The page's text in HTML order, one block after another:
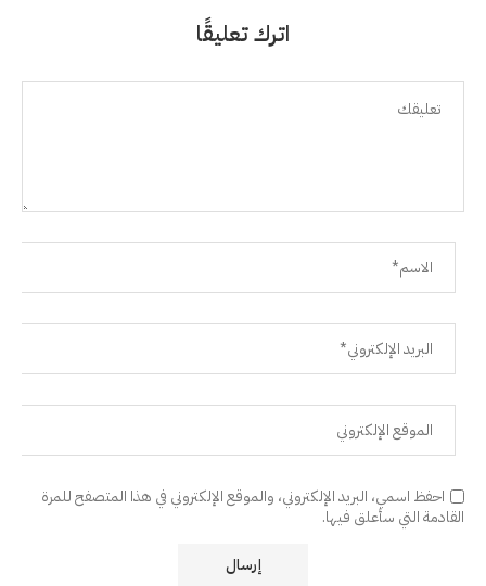
اترك تعليقًا
احفظ اسمي، البريد الإلكتروني، والموقع الإلكتروني في هذا المتصفح للمرة
القادمة التي سأعلق فيها.